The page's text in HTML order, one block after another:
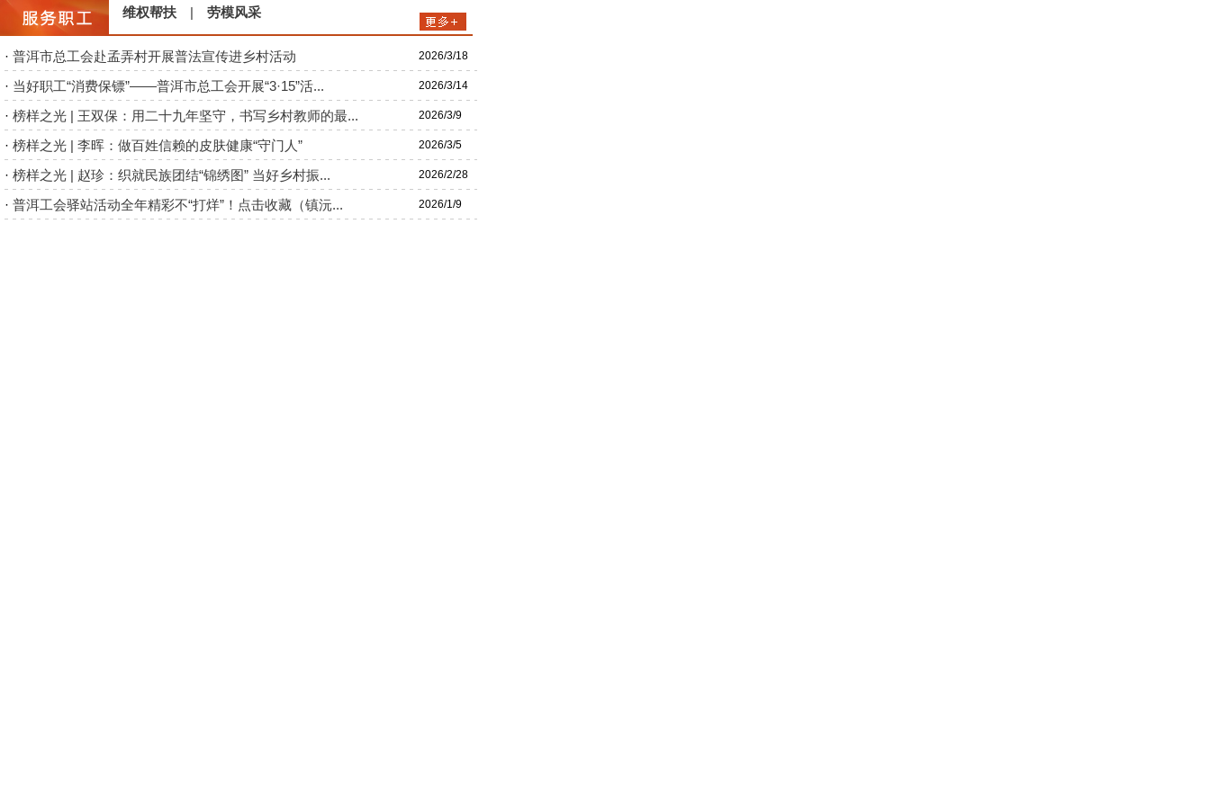
维权帮扶 | 劳模风采
· 普洱市总工会赴孟弄村开展普法宣传进乡村活动 2026/3/18
· 当好职工“消费保镖”——普洱市总工会开展“3·15”活... 2026/3/14
· 榜样之光 | 王双保：用二十九年坚守，书写乡村教师的最... 2026/3/9
· 榜样之光 | 李晖：做百姓信赖的皮肤健康“守门人” 2026/3/5
· 榜样之光 | 赵珍：织就民族团结“锦绣图” 当好乡村振... 2026/2/28
· 普洱工会驿站活动全年精彩不“打烊”！点击收藏（镇沅... 2026/1/9